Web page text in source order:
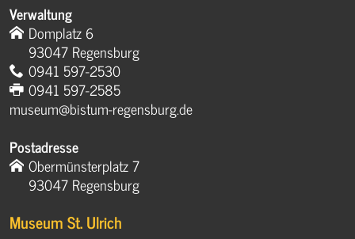
Verwaltung
Domplatz 6
93047 Regensburg
0941 597-2530
0941 597-2585
museum@bistum-regensburg.de
Postadresse
Obermünsterplatz 7
93047 Regensburg
Museum St. Ulrich